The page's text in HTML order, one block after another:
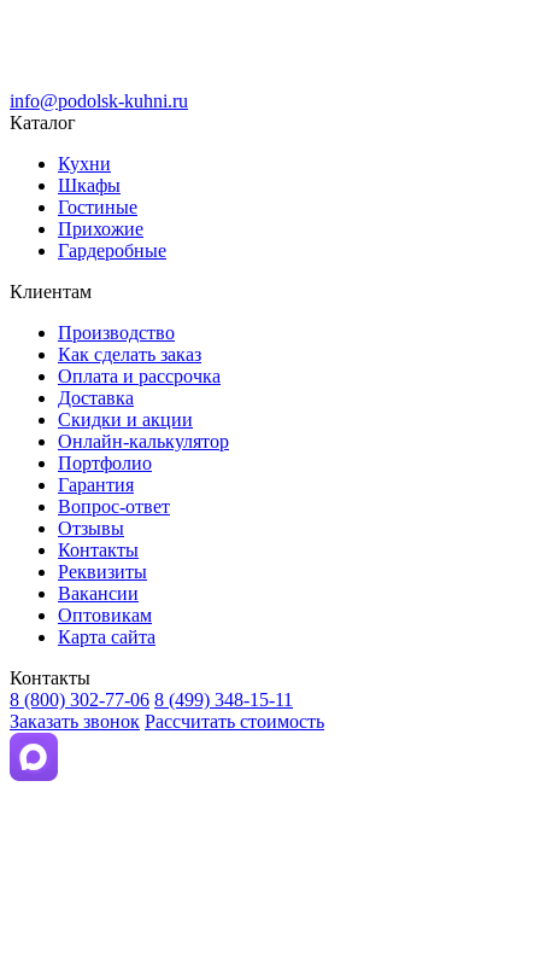
info@podolsk-kuhni.ru
Каталог
Кухни
Шкафы
Гостиные
Прихожие
Гардеробные
Клиентам
Производство
Как сделать заказ
Оплата и рассрочка
Доставка
Скидки и акции
Онлайн-калькулятор
Портфолио
Гарантия
Вопрос-ответ
Отзывы
Контакты
Реквизиты
Вакансии
Оптовикам
Карта сайта
Контакты
8 (800) 302-77-06 8 (499) 348-15-11
Заказать звонок Рассчитать стоимость